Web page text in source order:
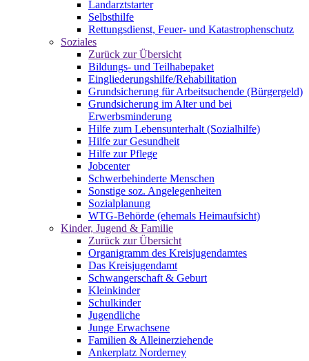
Landarztstarter
Selbsthilfe
Rettungsdienst, Feuer- und Katastrophenschutz
Soziales
Zurück zur Übersicht
Bildungs- und Teilhabepaket
Eingliederungshilfe/Rehabilitation
Grundsicherung für Arbeitsuchende (Bürgergeld)
Grundsicherung im Alter und bei
Erwerbsminderung
Hilfe zum Lebensunterhalt (Sozialhilfe)
Hilfe zur Gesundheit
Hilfe zur Pflege
Jobcenter
Schwerbehinderte Menschen
Sonstige soz. Angelegenheiten
Sozialplanung
WTG-Behörde (ehemals Heimaufsicht)
Kinder, Jugend & Familie
Zurück zur Übersicht
Organigramm des Kreisjugendamtes
Das Kreisjugendamt
Schwangerschaft & Geburt
Kleinkinder
Schulkinder
Jugendliche
Junge Erwachsene
Familien & Alleinerziehende
Ankerplatz Norderney